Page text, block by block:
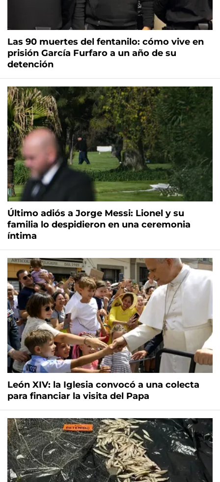
Las 90 muertes del fentanilo: cómo vive en
prisión García Furfaro a un año de su
detención
Último adiós a Jorge Messi: Lionel y su
familia lo despidieron en una ceremonia
íntima
León XIV: la Iglesia convocó a una colecta
para financiar la visita del Papa